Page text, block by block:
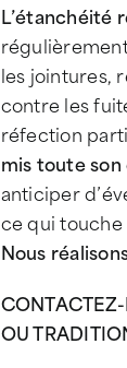
L’étanchéité
les jointures,
contre les
réfection
mis toute
anticiper
ce qui
Nous
CONTACTEZ-
OU